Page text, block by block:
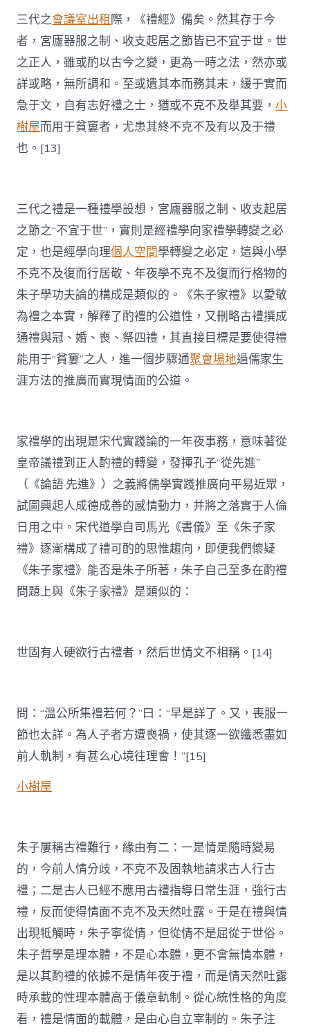
三代之會議室出租際，《禮經》備矣。然其存于今
者，宮廬器服之制、收支起居之節皆已不宜于世。世
之正人，雖或酌以古今之變，更為一時之法，然亦或
詳或略，無所調和。至或遺其本而務其末，緩于實而
急于文，自有志好禮之士，猶或不克不及舉其要，小
樹屋而用于貧窶者，尤患其終不克不及有以及于禮
也。[13]
三代之禮是一種禮學設想，宮廬器服之制、收支起居
之節之“不宜于世”，實則是經禮學向家禮學轉變之必
定，也是經學向理個人空間學轉變之必定，這與小學
不克不及復而行居敬、年夜學不克不及復而行格物的
朱子學功夫論的構成是類似的。《朱子家禮》以愛敬
為禮之本實，解釋了酌禮的公道性，又刪略古禮撰成
通禮與冠、婚、喪、祭四禮，其直接目標是要使得禮
能用于“貧窶”之人，進一個步驟通聚會場地過儒家生
涯方法的推廣而實現情面的公道。
家禮學的出現是宋代實踐論的一年夜事務，意味著從
皇帝議禮到正人酌禮的轉變，發揮孔子“從先進”
（《論語·先進》）之義將儒學實踐推廣向平易近眾，
試圖興起人成德成善的感情動力，并將之落實于人倫
日用之中。宋代道學自司馬光《書儀》至《朱子家
禮》逐漸構成了禮可酌的思惟趨向，即便我們懷疑
《朱子家禮》能否是朱子所著，朱子自己至多在酌禮
問題上與《朱子家禮》是類似的：
世固有人硬欲行古禮者，然后世情文不相稱。[14]
問：“溫公所集禮若何？”曰：“早是詳了。又，喪服一
節也太詳。為人子者方遭喪禍，使其逐一欲纖悉盡如
前人軌制，有甚么心境往理會！”[15]
小樹屋
朱子屢稱古禮難行，緣由有二：一是情是隨時變易
的，今前人情分歧，不克不及固執地請求古人行古
禮；二是古人已經不應用古禮指導日常生涯，強行古
禮，反而使得情面不克不及天然吐露。于是在禮與情
出現牴觸時，朱子寧從情，但從情不是屈從于世俗。
朱子哲學是理本體，不是心本體，更不會無情本體，
是以其酌禮的依據不是情年夜于禮，而是情天然吐露
時承載的性理本體高于儀章軌制。從心統性格的角度
看，禮是情面的載體，是由心自立宰制的。朱子注